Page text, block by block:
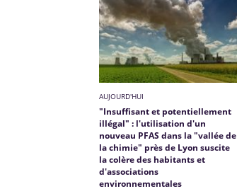
AUJOURD'HUI
"Insuffisant et potentiellement
illégal" : l'utilisation d'un
nouveau PFAS dans la "vallée de
la chimie" près de Lyon suscite
la colère des habitants et
d'associations
environnementales